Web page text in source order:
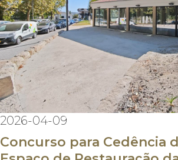
2026-04-09
Concurso para Cedência